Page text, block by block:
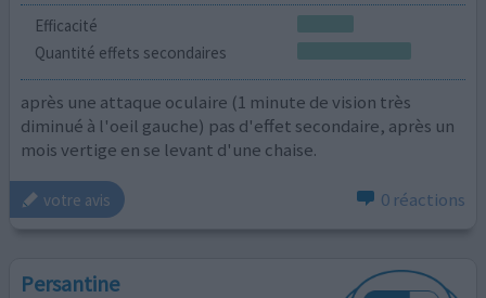
Efficacité
Quantité effets secondaires
après une attaque oculaire (1 minute de vision très
diminué à l'oeil gauche) pas d'effet secondaire, après un
mois vertige en se levant d'une chaise.
votre avis 0 réactions
Persantine